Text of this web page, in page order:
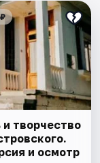
творчество
и осмотр